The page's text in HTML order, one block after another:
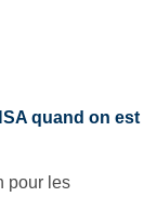
quand on est
pour les